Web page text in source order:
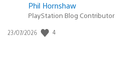
Phil Hornshaw
PlayStation Blog Contributor
Data
23/07/2026 4